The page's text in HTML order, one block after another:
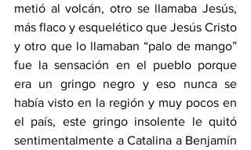
metió al volcán, otro se llamaba Jesús,
más flaco y esquelético que Jesús Cristo
y otro que lo llamaban “palo de mango”
fue la sensación en el pueblo porque
era un gringo negro y eso nunca se
había visto en la región y muy pocos en
el país, este gringo insolente le quitó
sentimentalmente a Catalina a Benjamín